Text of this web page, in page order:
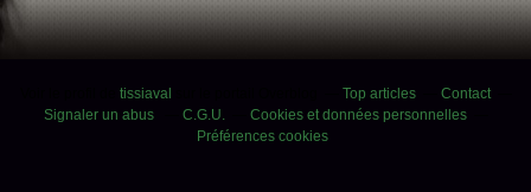
tissiaval Top articles
Contact
Signaler un abus
C.G.U.
Cookies et données personnelles
Préférences cookies